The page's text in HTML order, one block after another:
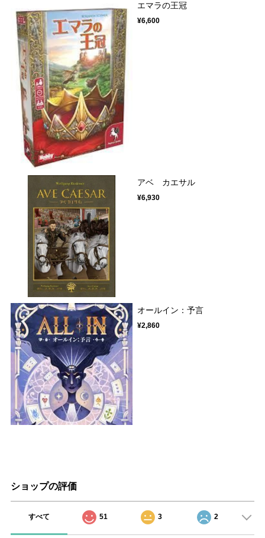
エマラの王冠
¥6,600
アベ カエサル
¥6,930
オールイン：予言
¥2,860
ショップの評価
すべて 51 3 2